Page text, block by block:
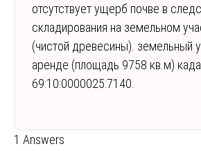
отсутствует ущерб почве в
складирования на земельном
(чистой древесины). земельный
аренде (площадь 9758 кв.м)
69:10:0000025:7140.
1 Answers